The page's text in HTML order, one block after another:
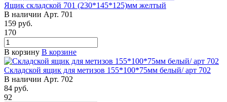
Ящик складской 701 (230*145*125)мм желтый
В наличии Арт. 701
159 руб.
170
В корзину В корзине
Складской ящик для метизов 155*100*75мм белый/ арт 702
В наличии Арт. 702
84 руб.
92